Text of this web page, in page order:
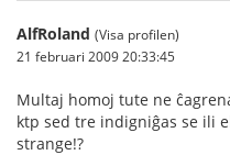
AlfRoland (Visa profilen)
21 februari 2009 20:33:45
Multaj homoj tute ne
ktp sed tre indigniĝas se ili
strange!?